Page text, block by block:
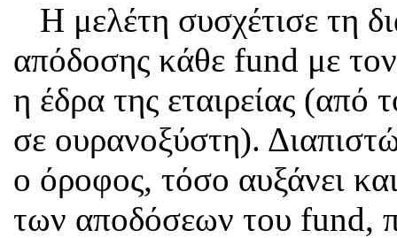
Η μελέτη συσχέτισε τη
απόδοσης κάθε fund με
η έδρα της εταιρείας
σε ουρανοξύστη).
ο όροφος, τόσο αυξάνει
των αποδόσεων του fund,